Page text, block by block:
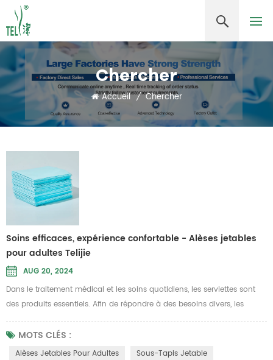
Chercher
Accueil / Chercher
Soins efficaces, expérience confortable - Alèses jetables
pour adultes Telijie
AUG 20, 2024
Dans le traitement médical et les soins quotidiens, les serviettes sont
des produits essentiels. Afin de répondre à des besoins divers, les
serviettes modernes innovent constamment en matière de matériaux
et de conceptions, trouvant un équilibre entre confort et fonctionnalité.
Les serviettes jetables Telijie pour adultes sont devenues le premier
MOTS CLÉS :
Alèses Jetables Pour Adultes
Sous-Tapis Jetable